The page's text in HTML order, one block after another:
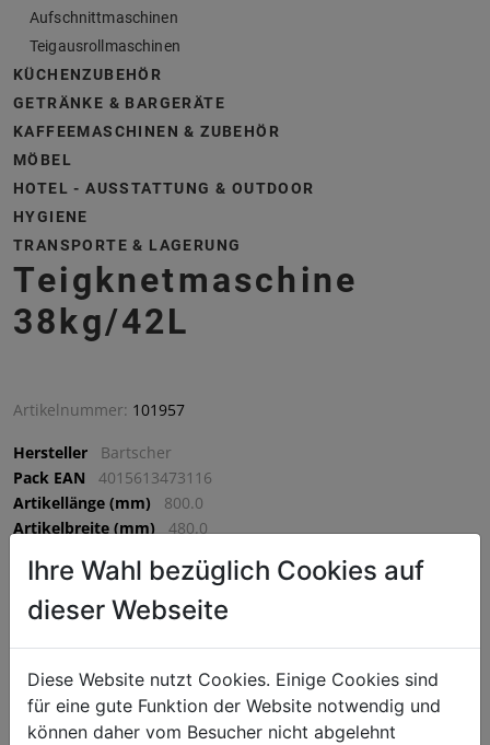
Aufschnittmaschinen
Teigausrollmaschinen
KÜCHENZUBEHÖR
GETRÄNKE & BARGERÄTE
KAFFEEMASCHINEN & ZUBEHÖR
MÖBEL
HOTEL - AUSSTATTUNG & OUTDOOR
HYGIENE
TRANSPORTE & LAGERUNG
Teigknetmaschine
38kg/42L
Artikelnummer: 101957
Hersteller
Bartscher
Pack EAN
4015613473116
Artikellänge (mm)
800.0
Artikelbreite (mm)
480.0
VPE
1 VPE = 1 Stück
exkl. MwSt. (€ 2338,20 inkl. MwSt.) zzgl.Versandkosten
Lieferzeit: 5-7 Werktage
Ihre Wahl bezüglich Cookies auf
dieser Webseite
Diese Website nutzt Cookies. Einige Cookies sind
für eine gute Funktion der Website notwendig und
können daher vom Besucher nicht abgelehnt